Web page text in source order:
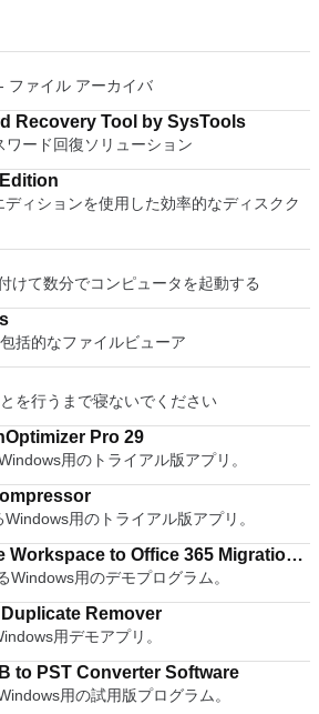
ュレーターの機能は優れています。 PS2
エミュレートでき、Windowsとエミュレ
ことができます。欠点は、高速ゲームに苦
ンソールから抽出できるPlaystation 2
Magic、Slackware、Tails、Trinity
、Ultimate Boot CD、Windows XP（SP2
2003 R2、Windows Vista、
完全ではありませ
いる言語は次のとおりです。インドネシ
、セシュティナ、ダンスク、ドイツ語、英
トゥビウ、マジャール、オランダ、ノルス
トガル、ポルトガル、スロヴェンスキー、
ロヴェンスキーSrpski、Suomi、
multiple tabbed feature. It also has a PDF
and word count feature. WPS Office
supports switching language UI,File
Key features include:
processor. Presentation Multimedia
Spreadsheets Powerful tool for data
100% compatible with MS Office
(.docx, .pptx, .xlsx, etc.). Thousands of
Built-in PDF reader. Mobile device
WPS Cloud Storage included.
including a useful a paragraph
he Writer program. It has an Office to PDF
spell checking and word count features.
tools such as the Watermark in
PowerPoint to Word document
The Writer program is a versatile word
program is an easy to use and
maker that helps you to create impressive
and the Spreadsheets program is
a powerful spreadsheet application.
は、インストールと
御したいデバイスでインストーラーを実行
ださい。オプションで、Windowsでのリ
能なMSIがあります。デスクトッププラッ
Viewerをインストールする権限がない場合
オプションを選択する必要があります。
りです。 クラウドサービスを介してVNC
るコンピューターに接続します。 Apple
）などのサードパーティ製のVNC互換
しているコンピューターに直接接続しま
VNC Viewerにサインインして、すべてのデ
ックアップおよび同期します。 仮想キー
ールバーには、Command / Windowsなど
ョンがあります。 制御する必要のあるマシ
のWebサイトにアクセスして、各コンピ
をダウンロードするだけです。次
ントの資格情報を使用して、ローカルマ
にサインインします。そこから、コンピュ
VNC Connectを使用する
ンドツーエンドで暗号化されます。アプリ
ーターをパスワードで保護します。コンピ
ンに使用するのと同じユーザー名とパスワ
ファイル アーカイバ
Recovery Tool by SysTools
ワード回復ソリューション
ィションを使用した効率的なディスクク
けて数分でコンピュータを起動する
括的なファイルビューア
を行うまで寝ないでください
Pro 29
用のトライアル版アプリ。
用のトライアル版アプリ。
Workspace to Office 365 Migration
Windows用のデモプログラム。
Remover
用デモアプリ。
to PST Converter Software
用の試用版プログラム。